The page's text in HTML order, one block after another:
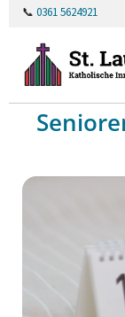
📞 0361 5624921